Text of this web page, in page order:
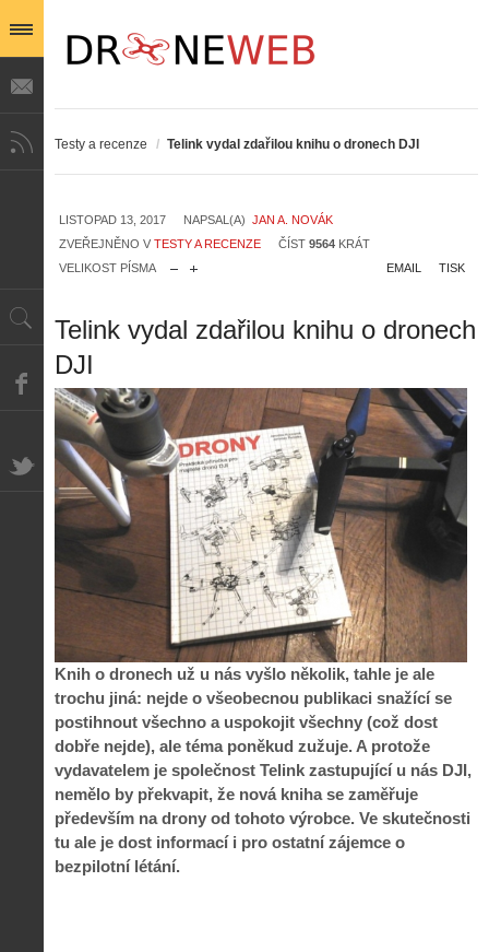
Testy a recenze / Telink vydal zdařilou knihu o dronech DJI
LISTOPAD 13, 2017 NAPSAL(A) JAN A. NOVÁK
ZVEŘEJNĚNO V TESTY A RECENZE ČÍST 9564 KRÁT
VELIKOST PÍSMA
TISK
EMAIL
Telink vydal zdařilou knihu o dronech
DJI
Knih o dronech už u nás vyšlo několik, tahle je ale
trochu jiná: nejde o všeobecnou publikaci snažící se
postihnout všechno a uspokojit všechny (což dost
dobře nejde), ale téma poněkud zužuje. A protože
vydavatelem je společnost Telink zastupující u nás DJI,
nemělo by překvapit, že nová kniha se zaměřuje
především na drony od tohoto výrobce. Ve skutečnosti
tu ale je dost informací i pro ostatní zájemce o
bezpilotní létání.